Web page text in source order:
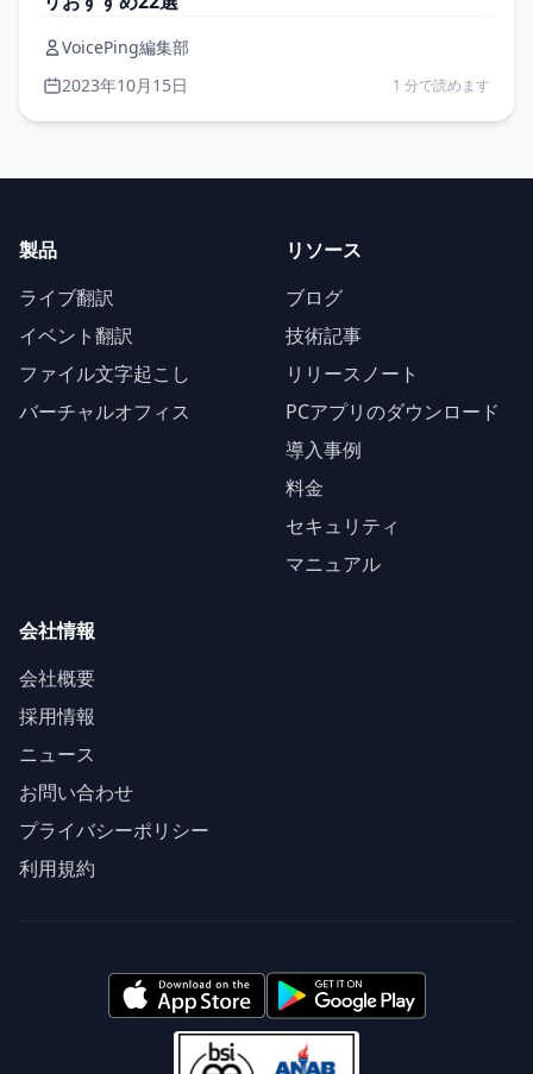
VoicePing編集部
2023年10月15日
1 分で読めます
製品
ライブ翻訳
イベント翻訳
ファイル文字起こし
バーチャルオフィス
リソース
ブログ
技術記事
リリースノート
PCアプリのダウンロード
導入事例
料金
セキュリティ
マニュアル
会社情報
会社概要
採用情報
ニュース
お問い合わせ
プライバシーポリシー
利用規約